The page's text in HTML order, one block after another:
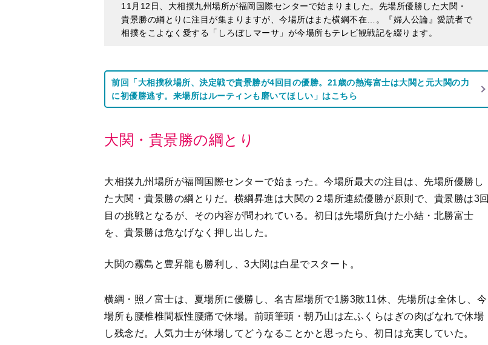
11月12日、大相撲九州場所が福岡国際センターで始まりました。先場所優勝した大関・
貴景勝の綱とりに注目が集まりますが、今場所はまた横綱不在…。『婦人公論』愛読者で
相撲をこよなく愛する「しろぼしマーサ」が今場所もテレビ観戦記を綴ります。
前回「大相撲秋場所、決定戦で貴景勝が4回目の優勝。21歳の熱海富士は大関と元大関の力
に初優勝逃す。来場所はルーティンも磨いてほしい」はこちら
大関・貴景勝の綱とり
大相撲九州場所が福岡国際センターで始まった。今場所最大の注目は、先場所優勝し
た大関・貴景勝の綱とりだ。横綱昇進は大関の２場所連続優勝が原則で、貴景勝は3回
目の挑戦となるが、その内容が問われている。初日は先場所負けた小結・北勝富士
を、貴景勝は危なげなく押し出した。
大関の霧島と豊昇龍も勝利し、3大関は白星でスタート。
横綱・照ノ富士は、夏場所に優勝し、名古屋場所で1勝3敗11休、先場所は全休し、今
場所も腰椎椎間板性腰痛で休場。前頭筆頭・朝乃山は左ふくらはぎの肉ばなれで休場
し残念だ。人気力士が休場してどうなることかと思ったら、初日は充実していた。